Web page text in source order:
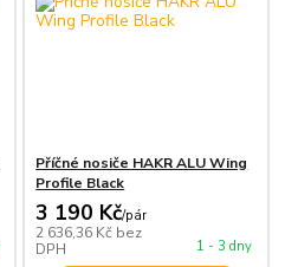
Příčné nosiče HAKR ALU Wing
Profile Black
3 190 Kč/pár
2 636,36 Kč bez
DPH
1 - 3 dny